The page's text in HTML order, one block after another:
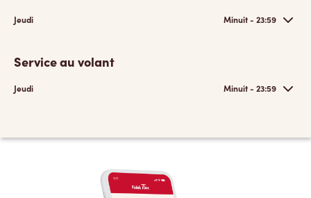
Jeudi Minuit - 23:59
Service au volant
Jeudi Minuit - 23:59